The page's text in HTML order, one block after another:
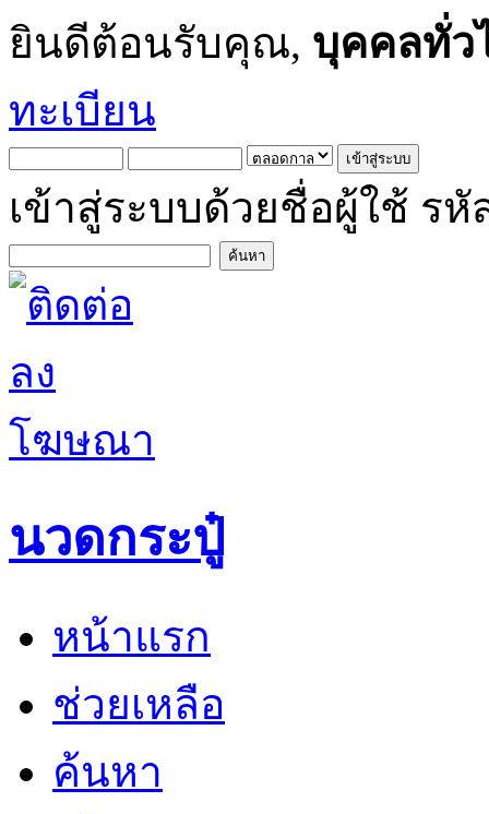
ยินดีต้อนรับคุณ, บุคคลทั่ว
ทะเบียน
เข้าสู่ระบบด้วยชื่อผู้ใช้ รหั
นวดกระปู๋
หน้าแรก
ช่วยเหลือ
ค้นหา